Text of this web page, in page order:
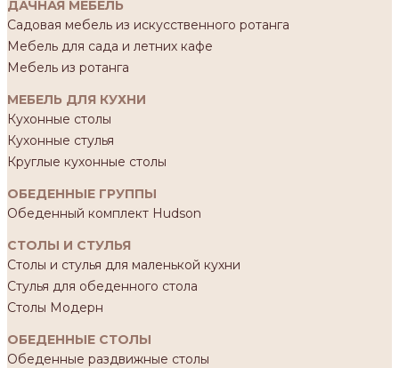
ДАЧНАЯ МЕБЕЛЬ
Садовая мебель из искусственного ротанга
Мебель для сада и летних кафе
Мебель из ротанга
МЕБЕЛЬ ДЛЯ КУХНИ
Кухонные столы
Кухонные стулья
Круглые кухонные столы
ОБЕДЕННЫЕ ГРУППЫ
Обеденный комплект Hudson
СТОЛЫ И СТУЛЬЯ
Столы и стулья для маленькой кухни
Стулья для обеденного стола
Столы Модерн
ОБЕДЕННЫЕ СТОЛЫ
Обеденные раздвижные столы